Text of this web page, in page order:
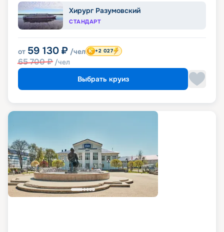
Хирург Разумовский
СТАНДАРТ
от 59 130 ₽ /чел
65 700₽ /чел
+2 027
Выбрать круиз